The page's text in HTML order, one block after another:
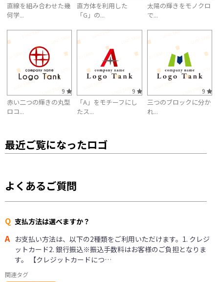
直線を組み合わせた幾
何学...
直方体を利用した
「G」の...
太陽の輝きをモノクロ
で...
9
赤い二つの輝きの丸型
ロコ...
9
「A」をモチーフにし
たス...
9
三つのブロックに分か
れ...
最近ご覧になったロゴ
よくあるご質問
Q 支払方法は選べますか？
A お支払い方法は、以下の2種類をご利用いただけます。1. クレジ
ットカード2. 銀行振込※振込手数料はお客様のご負担となりま
す。 【クレジットカードにつ…
関連タグ